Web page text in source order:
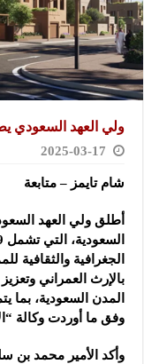
ولي العهد السعودي
2025-03-17
شام تايمز – متابعة
أطلق ولي العهد
الجغرافية والثقافية
بالإرث العمراني
وفق ما أوردت وكالة
وأكد الأمير محمد بن